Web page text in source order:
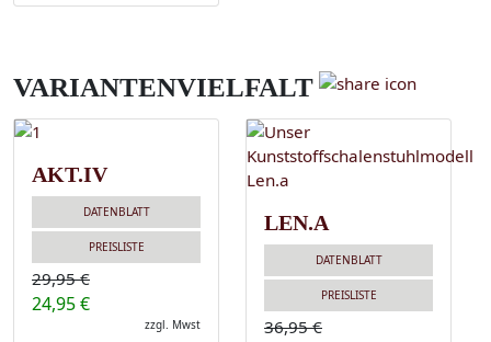
VARIANTENVIELFALT
AKT.IV
DATENBLATT
PREISLISTE
29,95 €
24,95 €
zzgl. Mwst
LEN.A
DATENBLATT
PREISLISTE
36,95 €